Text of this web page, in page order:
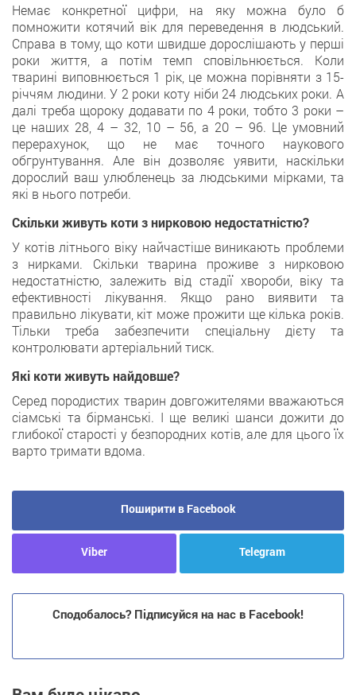
Немає конкретної цифри, на яку можна було б
помножити котячий вік для переведення в людський.
Справа в тому, що коти швидше дорослішають у перші
роки життя, а потім темп сповільнюється. Коли
тварині виповнюється 1 рік, це можна порівняти з 15-
річчям людини. У 2 роки коту ніби 24 людських роки. А
далі треба щороку додавати по 4 роки, тобто 3 роки –
це наших 28, 4 – 32, 10 – 56, а 20 – 96. Це умовний
перерахунок, що не має точного наукового
обгрунтування. Але він дозволяє уявити, наскільки
дорослий ваш улюбленець за людськими мірками, та
які в нього потреби.
Скільки живуть коти з нирковою недостатністю?
У котів літнього віку найчастіше виникають проблеми
з нирками. Скільки тварина проживе з нирковою
недостатністю, залежить від стадії хвороби, віку та
ефективності лікування. Якщо рано виявити та
правильно лікувати, кіт може прожити ще кілька років.
Тільки треба забезпечити спеціальну дієту та
контролювати артеріальний тиск.
Які коти живуть найдовше?
Серед породистих тварин довгожителями вважаються
сіамські та бірманські. І ще великі шанси дожити до
глибокої старості у безпородних котів, але для цього їх
варто тримати вдома.
Поширити в Facebook
Viber Telegram
Сподобалось? Підписуйся на нас в Facebook!